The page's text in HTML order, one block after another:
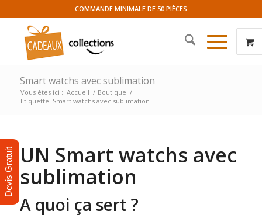
COMMANDE MINIMALE DE 50 PIÈCES
Smart watchs avec sublimation
Vous êtes ici : Accueil / Boutique /
Etiquette: Smart watchs avec sublimation
UN Smart watchs avec
sublimation
A quoi ça sert ?
Devis Gratuit